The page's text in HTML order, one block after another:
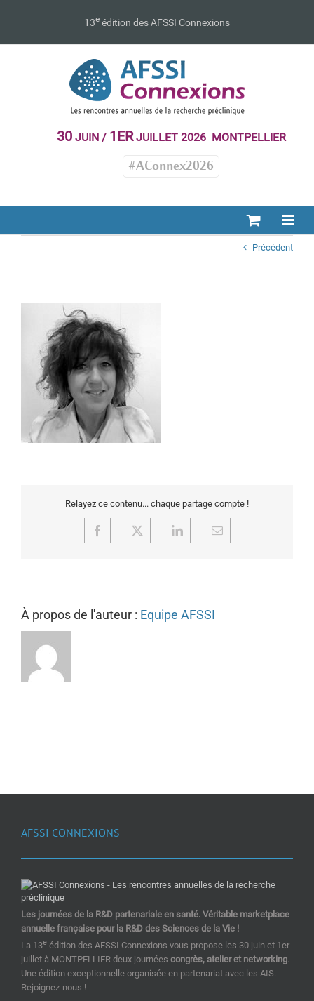
13e édition des AFSSI Connexions
30JUIN / 1ERJUILLET 2026 MONTPELLIER
#AConnex2026
Précédent
Relayez ce contenu... chaque partage compte !
Facebook LinkedInEmail
À propos de l'auteur : Equipe AFSSI
AFSSI CONNEXIONS
Les journées de la R&D partenariale en santé. Véritable marketplace
annuelle française pour la R&D des Sciences de la Vie !
La 13e édition des AFSSI Connexions vous propose les 30 juin et 1er
juillet à MONTPELLIER deux journées congrès, atelier et networking.
Une édition exceptionnelle organisée en partenariat avec les AIS.
Rejoignez-nous !